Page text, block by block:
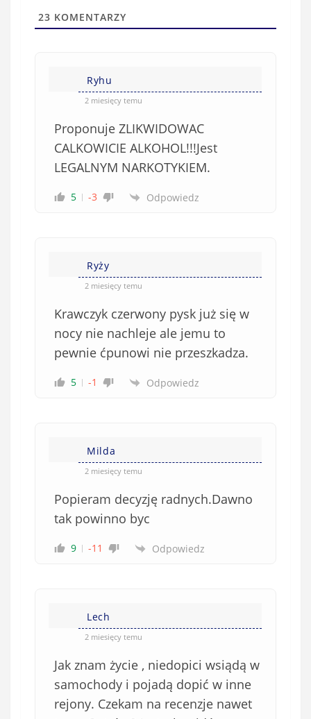
w
(
23 KOMENTARZY
Ryhu
2 miesięcy temu
Proponuje ZLIKWIDOWAC
CALKOWICIE ALKOHOL!!!Jest
LEGALNYM NARKOTYKIEM.
5 -3 Odpowiedz
Ryży
2 miesięcy temu
Krawczyk czerwony pysk już się w
nocy nie nachleje ale jemu to
pewnie ćpunowi nie przeszkadza.
5 -1 Odpowiedz
Milda
2 miesięcy temu
Popieram decyzję radnych.Dawno
tak powinno byc
9 -11 Odpowiedz
Lech
2 miesięcy temu
Jak znam życie , niedopici wsiądą w
samochody i pojadą dopić w inne
rejony. Czekam na recenzje nawet